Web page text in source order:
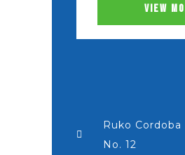
VIEW
Ruko Cordoba
No. 12